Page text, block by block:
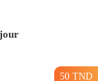
50 TND